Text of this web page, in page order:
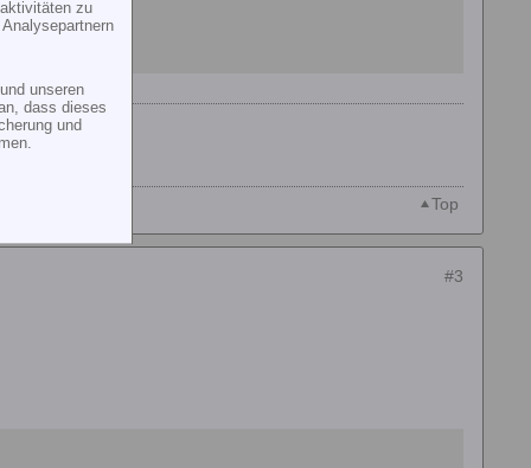
Top
#3
zu
und unseren
dass dieses
und